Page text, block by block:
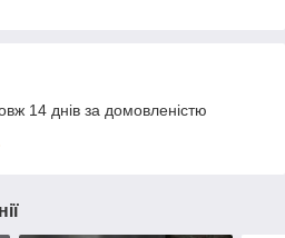
14 днів за домовленістю